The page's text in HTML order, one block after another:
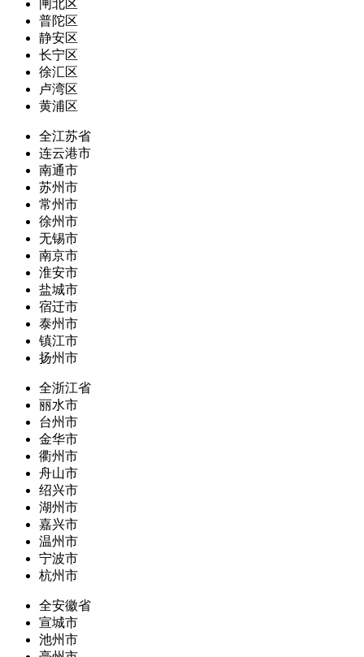
闸北区
普陀区
静安区
长宁区
徐汇区
卢湾区
黄浦区
全江苏省
连云港市
南通市
苏州市
常州市
徐州市
无锡市
南京市
淮安市
盐城市
宿迁市
泰州市
镇江市
扬州市
全浙江省
丽水市
台州市
金华市
衢州市
舟山市
绍兴市
湖州市
嘉兴市
温州市
宁波市
杭州市
全安徽省
宣城市
池州市